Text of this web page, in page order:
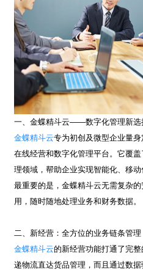
一、金蝶精斗云——数字化管理新选
金蝶精斗云专为初创及微型企业量
在线经营和数字化管理平台。它覆
理领域，帮助企业实现智能化、移动
最重要的是，金蝶精斗云无需复杂
用，随时随地处理业务和财务数据。
二、新经营：全方位的业务链条管理
金蝶精斗云的新经营功能打通了完
递物流直达货品管理，而且通过数